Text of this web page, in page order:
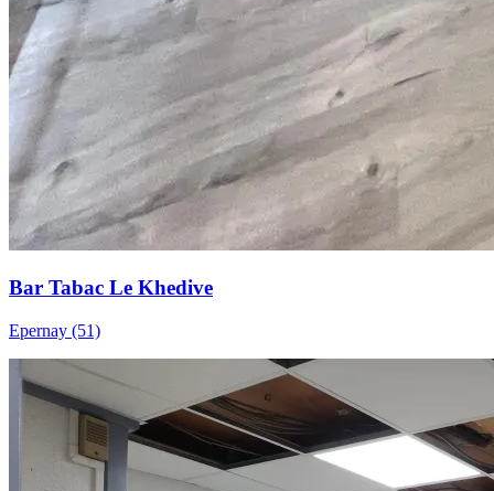
Bar Tabac Le Khedive
Epernay (51)